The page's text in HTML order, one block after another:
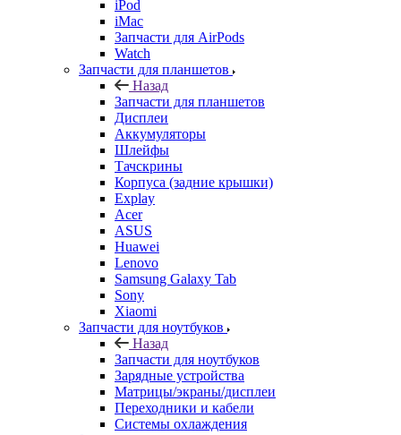
Запчасти для планшетов
Назад
Запчасти для планшетов
Дисплеи
Аккумуляторы
Шлейфы
Тачскрины
Корпуса (задние крышки)
Explay
Acer
ASUS
Huawei
Lenovo
Samsung Galaxy Tab
Sony
Xiaomi
Запчасти для ноутбуков
Назад
Запчасти для ноутбуков
Зарядные устройства
Матрицы/экраны/дисплеи
Переходники и кабели
Системы охлаждения
Запчасти для смарт часов
Назад
Запчасти для смарт часов